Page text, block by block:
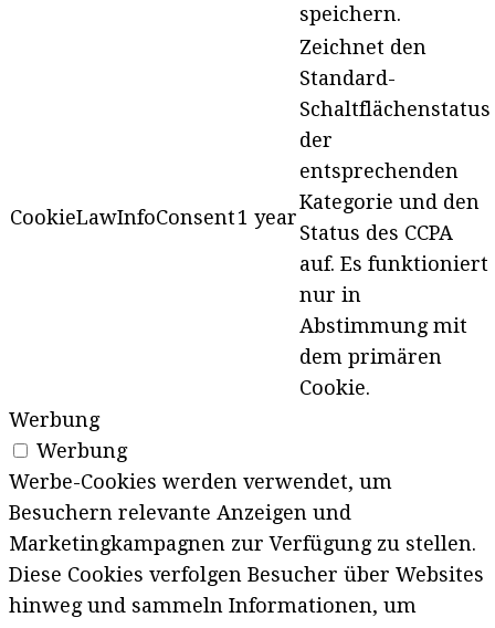
speichern.
CookieLawInfoConsent1 year
Zeichnet den
Standard-
Schaltflächenstatus
der
entsprechenden
Kategorie und den
Status des CCPA
auf. Es funktioniert
nur in
Abstimmung mit
dem primären
Cookie.
Werbung
Werbung
Werbe-Cookies werden verwendet, um
Besuchern relevante Anzeigen und
Marketingkampagnen zur Verfügung zu stellen.
Diese Cookies verfolgen Besucher über Websites
hinweg und sammeln Informationen, um